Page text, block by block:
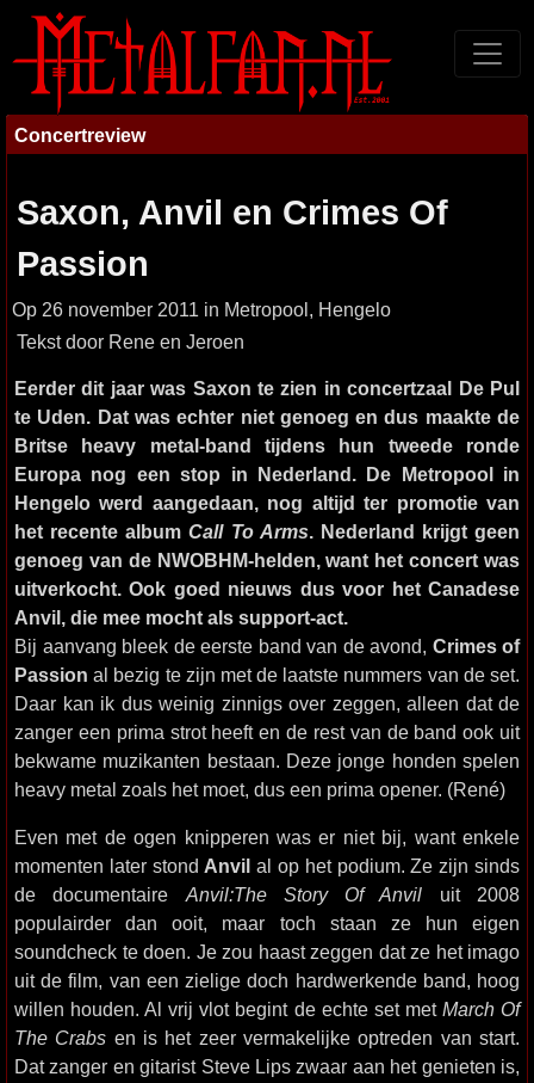
Concertreview
Saxon, Anvil en Crimes Of
Passion
Op 26 november 2011 in Metropool, Hengelo
Tekst door Rene en Jeroen
Eerder dit jaar was Saxon te zien in concertzaal De Pul
te Uden. Dat was echter niet genoeg en dus maakte de
Britse heavy metal-band tijdens hun tweede ronde
Europa nog een stop in Nederland. De Metropool in
Hengelo werd aangedaan, nog altijd ter promotie van
het recente albumCall To Arms. Nederland krijgt geen
genoeg van de NWOBHM-helden, want het concert was
uitverkocht. Ook goed nieuws dus voor het Canadese
Anvil, die mee mocht als support-act.
Bij aanvang bleek de eerste band van de avond, Crimes of
Passion al bezig te zijn met de laatste nummers van de set.
Daar kan ik dus weinig zinnigs over zeggen, alleen dat de
zanger een prima strot heeft en de rest van de band ook uit
bekwame muzikanten bestaan. Deze jonge honden spelen
heavy metal zoals het moet, dus een prima opener. (René)
Even met de ogen knipperen was er niet bij, want enkele
momenten later stond Anvil al op het podium. Ze zijn sinds
de documentaire Anvil:The Story Of Anvil uit 2008
populairder dan ooit, maar toch staan ze hun eigen
soundcheck te doen. Je zou haast zeggen dat ze het imago
uit de film, van een zielige doch hardwerkende band, hoog
willen houden. Al vrij vlot begint de echte set met March Of
The Crabs en is het zeer vermakelijke optreden van start.
Dat zanger en gitarist Steve Lips zwaar aan het genieten is,